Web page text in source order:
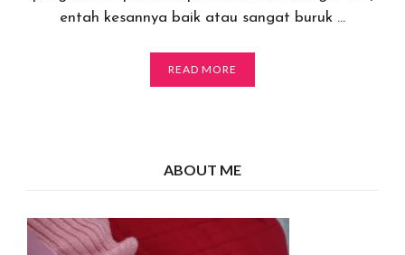
entah kesannya baik atau sangat buruk …
READ MORE
ABOUT ME